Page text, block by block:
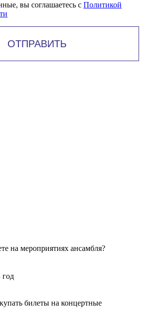
вы соглашаетесь с Политикой
ОТПРАВИТЬ
на мероприятиях ансамбля?
год
билеты на концертные